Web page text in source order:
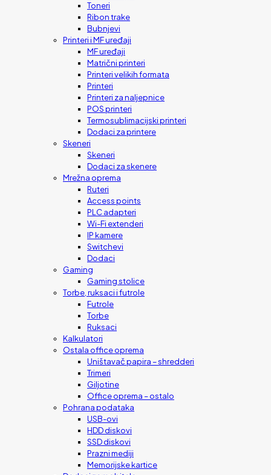
Toneri
Ribon trake
Bubnjevi
Printeri i MF uređaji
MF uređaji
Matrični printeri
Printeri velikih formata
Printeri
Printeri za naljepnice
POS printeri
Termosublimacijski printeri
Dodaci za printere
Skeneri
Skeneri
Dodaci za skenere
Mrežna oprema
Ruteri
Access points
PLC adapteri
Wi-Fi extenderi
IP kamere
Switchevi
Dodaci
Gaming
Gaming stolice
Torbe, ruksaci i futrole
Futrole
Torbe
Ruksaci
Kalkulatori
Ostala office oprema
Uništavač papira – shredderi
Trimeri
Giljotine
Office oprema – ostalo
Pohrana podataka
USB-ovi
HDD diskovi
SSD diskovi
Prazni mediji
Memorijske kartice